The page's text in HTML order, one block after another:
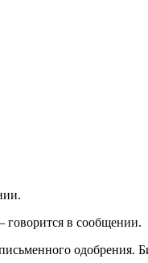
в сообщении.
одобрения.